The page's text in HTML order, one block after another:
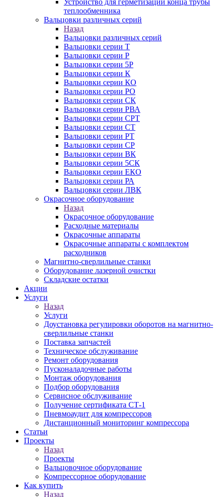
Устройство для герметизации конца трубы
теплообменника
Вальцовки различных серий
Назад
Вальцовки различных серий
Вальцовки серии Т
Вальцовки серии Р
Вальцовки серии 5Р
Вальцовки серии К
Вальцовки серии КО
Вальцовки серии РО
Вальцовки серии СК
Вальцовки серии РВА
Вальцовки серии СРТ
Вальцовки серии СТ
Вальцовки серии РТ
Вальцовки серии СР
Вальцовки серии ВК
Вальцовки серии 5СК
Вальцовки серии ЕКО
Вальцовки серии РА
Вальцовки серии ЛВК
Окрасочное оборудование
Назад
Окрасочное оборудование
Расходные материалы
Окрасочные аппараты
Окрасочные аппараты с комплектом
расходников
Магнитно-сверлильные станки
Оборудование лазерной очистки
Складские остатки
Акции
Услуги
Назад
Услуги
Доустановка регулировки оборотов на магнитно-
сверлильные станки
Поставка запчастей
Техническое обслуживание
Ремонт оборудования
Пусконаладочные работы
Монтаж оборудования
Подбор оборудования
Сервисное обслуживание
Получение сертификата СТ-1
Пневмоаудит для компрессоров
Дистанционный мониторинг компрессора
Статьи
Проекты
Назад
Проекты
Вальцовочное оборудование
Компрессорное оборудование
Как купить
Назад